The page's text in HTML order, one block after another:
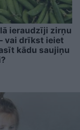
ieraudzīji zirņu
vai drīkst ieiet
kādu saujiņu